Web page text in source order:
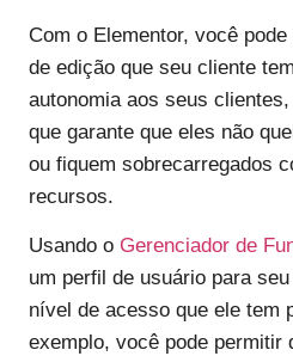
Com o Elementor, você
de edição que seu cliente
autonomia aos seus
que garante que eles não
ou fiquem sobrecarregados
recursos.
Usando o Gerenciador de
um perfil de usuário para
nível de acesso que ele tem
exemplo, você pode permitir